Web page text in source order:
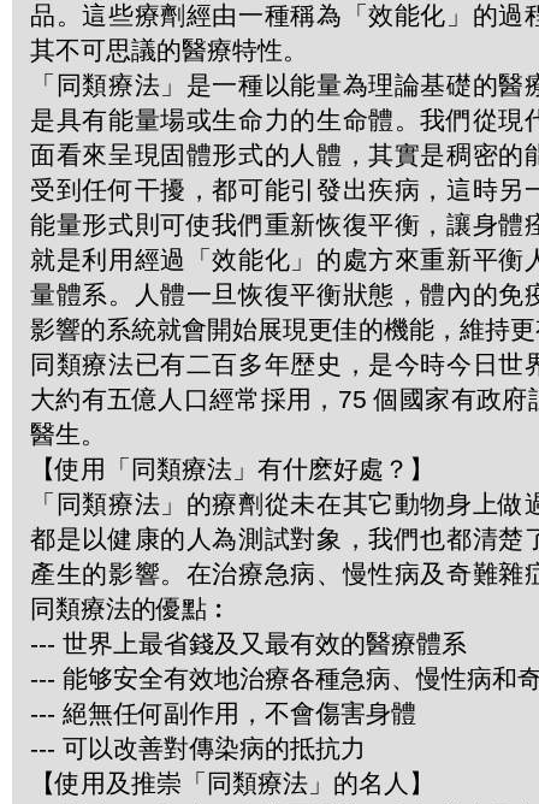
品。這些療劑經由一種稱為「效能化」的過
其不可思議的醫療特性。
「同類療法」是一種以能量為理論基礎的醫
是具有能量場或生命力的生命體。我們從現
面看來呈現固體形式的人體，其實是稠密的
受到任何干擾，都可能引發出疾病，這時另
能量形式則可使我們重新恢復平衡，讓身體
就是利用經過「效能化」的處方來重新平衡
量體系。人體一旦恢復平衡狀態，體內的免
影響的系統就會開始展現更佳的機能，維持
同類療法已有二百多年歴史，是今時今日世
大約有五億人口經常採用，75 個國家有政府
醫生。
【使用「同類療法」有什麽好處？】
「同類療法」的療劑從未在其它動物身上做
都是以健康的人為測試對象，我們也都清楚
產生的影響。在治療急病、慢性病及奇難雜
同類療法的優點︰
--- 世界上最省錢及又最有效的醫療體系
--- 能够安全有效地治療各種急病、慢性病和
--- 絕無任何副作用，不會傷害身體
--- 可以改善對傳染病的抵抗力
【使用及推崇「同類療法」的名人】